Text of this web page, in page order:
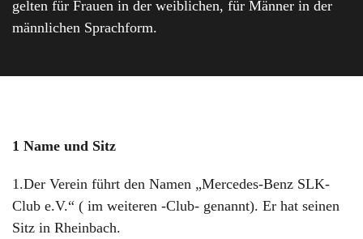
gelten für Frauen in der weiblichen, für Männer in der
männlichen Sprachform.
1 Name und Sitz
1.Der Verein führt den Namen „Mercedes-Benz SLK-
Club e.V.“ ( im weiteren -Club- genannt). Er hat seinen
Sitz in Rheinbach.